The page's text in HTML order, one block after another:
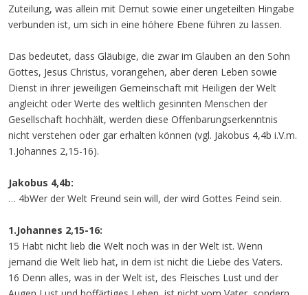
Zuteilung, was allein mit Demut sowie einer ungeteilten Hingabe
verbunden ist, um sich in eine höhere Ebene führen zu lassen.
Das bedeutet, dass Gläubige, die zwar im Glauben an den Sohn
Gottes, Jesus Christus, vorangehen, aber deren Leben sowie
Dienst in ihrer jeweiligen Gemeinschaft mit Heiligen der Welt
angleicht oder Werte des weltlich gesinnten Menschen der
Gesellschaft hochhält, werden diese Offenbarungserkenntnis
nicht verstehen oder gar erhalten können (vgl. Jakobus 4,4b i.V.m.
1.Johannes 2,15-16).
Jakobus 4,4b:
… 4bWer der Welt Freund sein will, der wird Gottes Feind sein.
1.Johannes 2,15-16:
15 Habt nicht lieb die Welt noch was in der Welt ist. Wenn
jemand die Welt lieb hat, in dem ist nicht die Liebe des Vaters.
16 Denn alles, was in der Welt ist, des Fleisches Lust und der